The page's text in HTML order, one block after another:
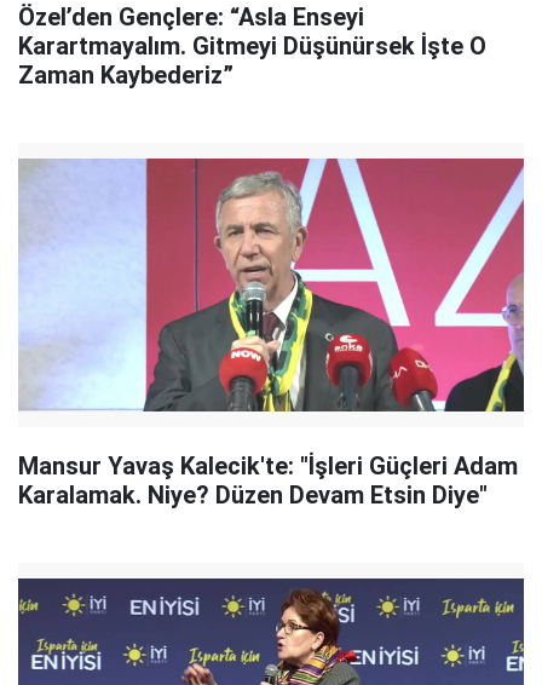
Özel’den Gençlere: “Asla Enseyi
Karartmayalım. Gitmeyi Düşünürsek İşte O
Zaman Kaybederiz”
Mansur Yavaş Kalecik'te: "İşleri Güçleri Adam
Karalamak. Niye? Düzen Devam Etsin Diye"